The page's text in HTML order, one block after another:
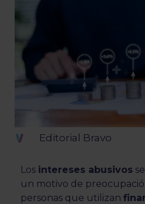
Editorial Bravo
Los intereses abusivos
un motivo de
personas que utilizan